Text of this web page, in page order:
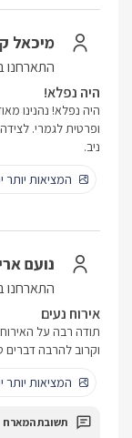
מיכאל
התארחנו
היה נפלא!
היה נפלא! נהנינו
ופרטית לגמרי.
ניב.
המציאות
נועם
התארחנו
אירוח נעים
תודה רבה על
וקרוב להרבה דברים
המציאות